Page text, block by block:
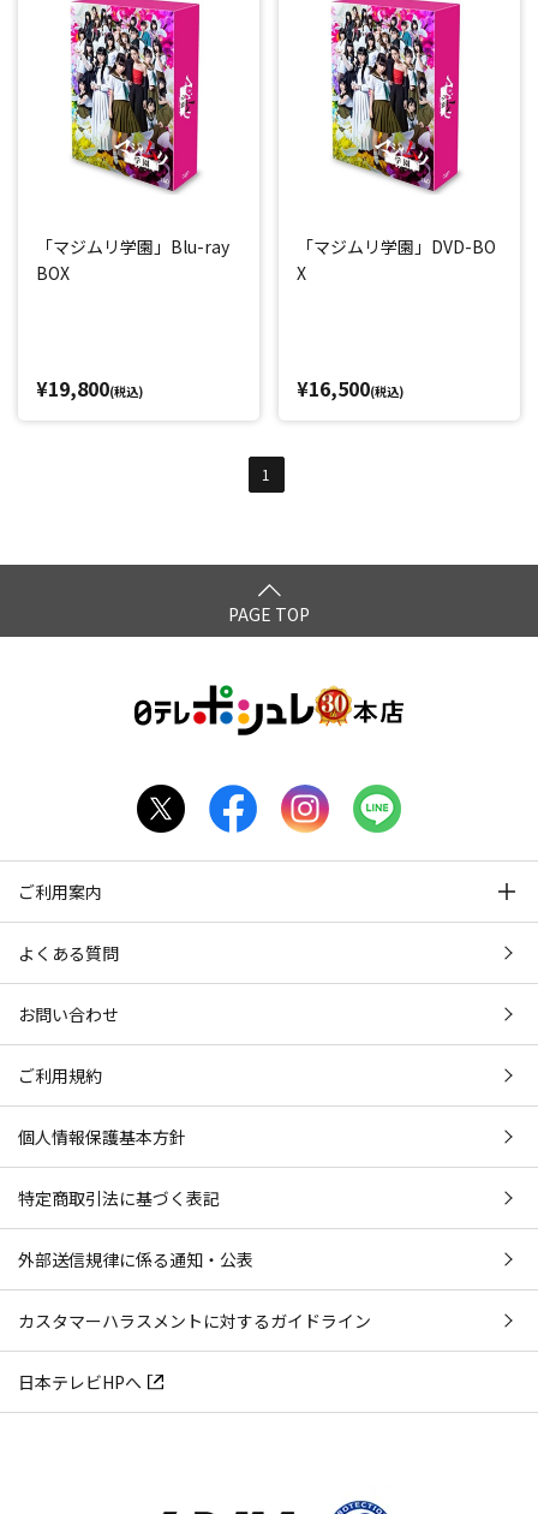
「マジムリ学園」Blu-ray
BOX
¥19,800(税込)
「マジムリ学園」DVD-BO
X
¥16,500(税込)
1
PAGE TOP
ご利用案内
よくある質問
お問い合わせ
ご利用規約
個人情報保護基本方針
特定商取引法に基づく表記
外部送信規律に係る通知・公表
カスタマーハラスメントに対するガイドライン
日本テレビHPへ